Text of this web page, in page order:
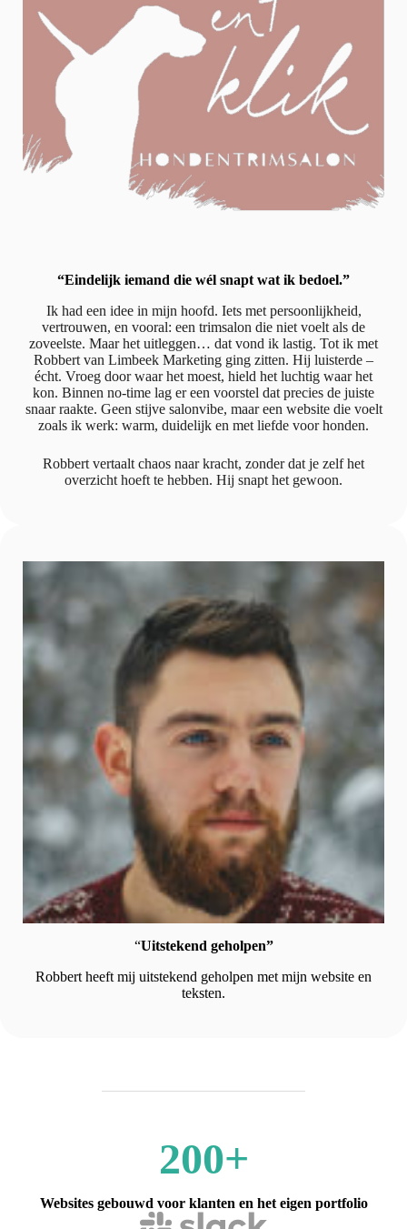
“Eindelijk iemand die wél snapt wat ik bedoel.”
Ik had een idee in mijn hoofd. Iets met persoonlijkheid,
vertrouwen, en vooral: een trimsalon die niet voelt als de
zoveelste. Maar het uitleggen… dat vond ik lastig. Tot ik met
Robbert van Limbeek Marketing ging zitten. Hij luisterde –
écht. Vroeg door waar het moest, hield het luchtig waar het
kon. Binnen no-time lag er een voorstel dat precies de juiste
snaar raakte. Geen stijve salonvibe, maar een website die voelt
zoals ik werk: warm, duidelijk en met liefde voor honden.
Robbert vertaalt chaos naar kracht, zonder dat je zelf het
overzicht hoeft te hebben. Hij snapt het gewoon.
“Uitstekend geholpen”
Robbert heeft mij uitstekend geholpen met mijn website en
teksten.
200+
Websites gebouwd voor klanten en het eigen portfolio